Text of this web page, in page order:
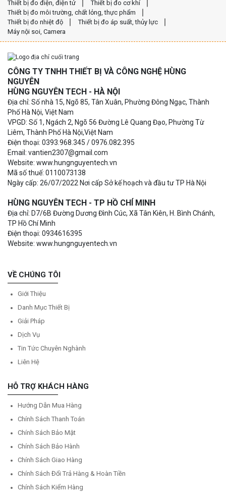
Thiết bị đo điện, điện tử
Thiết bị đo cơ khí
Thiết bị đo môi trường, chất lỏng, thực phẩm
Thiết bị đo nhiệt độ
Thiết bị đo áp suất, thủy lực
Máy nội soi, Camera
CÔNG TY TNHH THIẾT BỊ VÀ CÔNG NGHỆ HÙNG
NGUYÊN
HÙNG NGUYÊN TECH - HÀ NỘI
Địa chỉ: Số nhà 15, Ngõ 85, Tân Xuân, Phường Đông Ngạc, Thành
Phố Hà Nội, Việt Nam
VPGD: Số 1, Ngách 2, Ngõ 56 Đường Lê Quang Đạo, Phường Từ
Liêm, Thành Phố Hà Nội,Việt Nam
Điện thoại: 0393.968.345 / 0976.082.395
Email: vantien2307@gmail.com
Website: www.hungnguyentech.vn
Mã số thuế: 0110073138
Ngày cấp: 26/07/2022 Nơi cấp Sở kế hoạch và đầu tư TP Hà Nội
HÙNG NGUYÊN TECH - TP HỒ CHÍ MINH
Địa chỉ: D7/6B Đường Dương Đình Cúc, Xã Tân Kiên, H. Bình Chánh,
TP Hồ Chí Minh
Điện thoại: 0934616395
Website: www.hungnguyentech.vn
VỀ CHÚNG TÔI
Giới Thiệu
Danh Mục Thiết Bị
Giải Pháp
Dịch Vụ
Tin Tức Chuyên Nghành
Liên Hệ
HỖ TRỢ KHÁCH HÀNG
Hướng Dẫn Mua Hàng
Chính Sách Thanh Toán
Chính Sách Bảo Mật
Chính Sách Bảo Hành
Chính Sách Giao Hàng
Chính Sách Đổi Trả Hàng & Hoàn Tiền
Chính Sách Kiểm Hàng